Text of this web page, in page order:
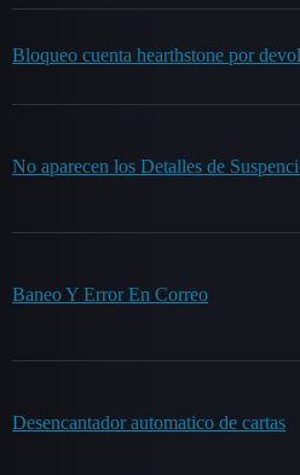
Bloqueo cuenta hearthstone por
No aparecen los Detalles de
Baneo Y Error En Correo
Desencantador automatico de cartas